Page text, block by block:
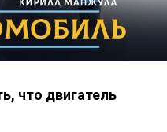
что двигатель